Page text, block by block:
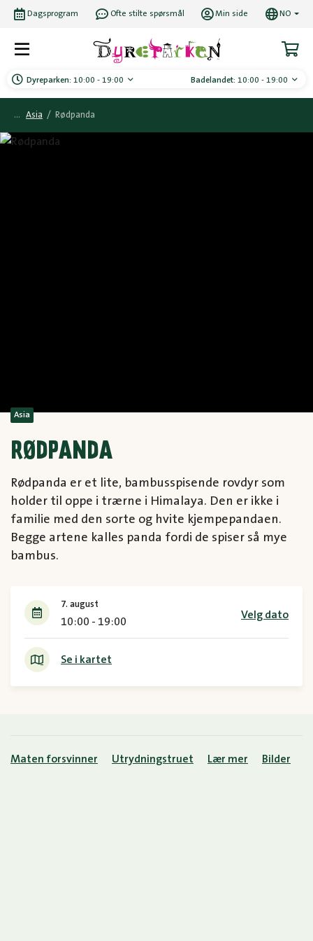
Dyreparken: 10:00 - 19:00 Badelandet: 10:00 - 19:00
Dagsprogram Ofte stilte spørsmål Min side NO
Asia / Rødpanda
Asia
RØDPANDA
Rødpanda er et lite, bambusspisende rovdyr som
holder til oppe i trærne i Himalaya. Den er ikke i
familie med den sorte og hvite kjempepandaen.
Begge artene kalles panda fordi de spiser så mye
bambus.
7. august
10:00 - 19:00
Velg dato
Se i kartet
Maten forsvinner Utrydningstruet Lær mer Bilder